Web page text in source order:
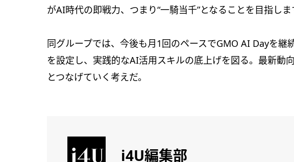
がAI時代の即戦力、つまり“一騎当千”となることを目指しま
同グループでは、今後も月1回のペースでGMO AI Dayを継
を設定し、実践的なAI活用スキルの底上げを図る。最新動
とつなげていく考えだ。
i4U編集部